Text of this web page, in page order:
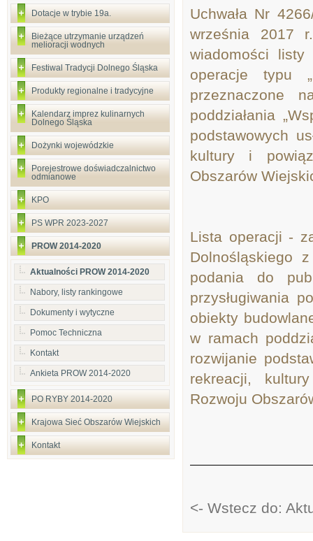
Dotacje w trybie 19a.
Bieżące utrzymanie urządzeń
melioracji wodnych
Festiwal Tradycji Dolnego Śląska
Produkty regionalne i tradycyjne
Kalendarz imprez kulinarnych
Dolnego Śląska
Dożynki wojewódzkie
Porejestrowe doświadczalnictwo
odmianowe
KPO
PS WPR 2023-2027
PROW 2014-2020
Aktualności PROW 2014-2020
Nabory, listy rankingowe
Dokumenty i wytyczne
Pomoc Techniczna
Kontakt
Ankieta PROW 2014-2020
PO RYBY 2014-2020
Krajowa Sieć Obszarów Wiejskich
Kontakt
Uchwała Nr
września 2017
wiadomości listy
operacje typu
przeznaczone
poddziałania
podstawowych
kultury i
Obszarów
Lista operacji -
Dolnośląskiego
podania do
przysługiwania
obiekty
w ramach
rozwijanie
rekreacji,
Rozwoju
<- Wstecz do: